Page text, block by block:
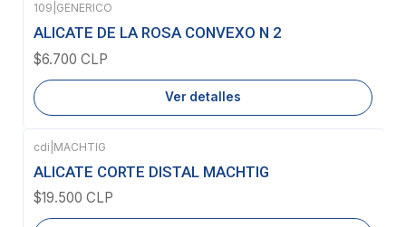
Agotado
109 GENERICO
ALICATE DE LA ROSA CONVEXO N 2
$6.700 CLP
Ver detalles
Agotado
cdi MACHTIG
ALICATE CORTE DISTAL MACHTIG
$19.500 CLP